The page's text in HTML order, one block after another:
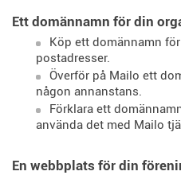
Ett domännamn för din
Köp ett domännamn
postadresser.
Överför på Mailo ett
någon annanstans.
Förklara ett
använda det med Mailo
En webbplats för din